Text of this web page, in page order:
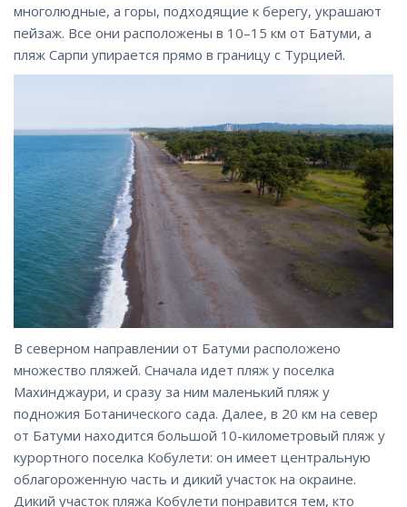
многолюдные, а горы, подходящие к берегу, украшают
пейзаж. Все они расположены в 10–15 км от Батуми, а
пляж Сарпи упирается прямо в границу с Турцией.
В северном направлении от Батуми расположено
множество пляжей. Сначала идет пляж у поселка
Махинджаури, и сразу за ним маленький пляж у
подножия Ботанического сада. Далее, в 20 км на север
от Батуми находится большой 10-километровый пляж у
курортного поселка Кобулети: он имеет центральную
облагороженную часть и дикий участок на окраине.
Дикий участок пляжа Кобулети понравится тем, кто